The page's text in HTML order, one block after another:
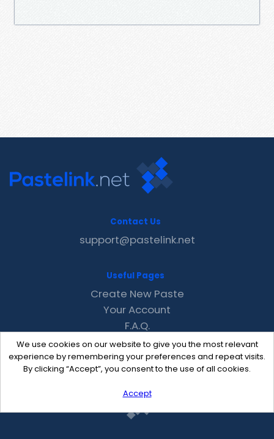
We use cookies on our website to give you the most relevant
experience by remembering your preferences and repeat visits.
By clicking “Accept”, you consent to the use of all cookies.
Accept
Contact Us
support@pastelink.net
Useful Pages
Create New Paste
Your Account
F.A.Q.
Recent
Contact